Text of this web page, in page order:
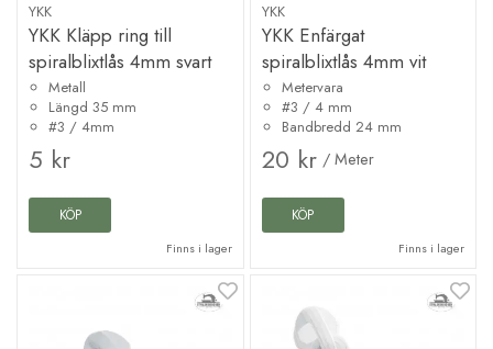
YKK
YKK Kläpp ring till
spiralblixtlås 4mm svart
Metall
Längd 35 mm
#3 / 4mm
5 kr
KÖP
Finns i lager
YKK
YKK Enfärgat
spiralblixtlås 4mm vit
Metervara
#3 / 4 mm
Bandbredd 24 mm
20 kr / Meter
KÖP
Finns i lager